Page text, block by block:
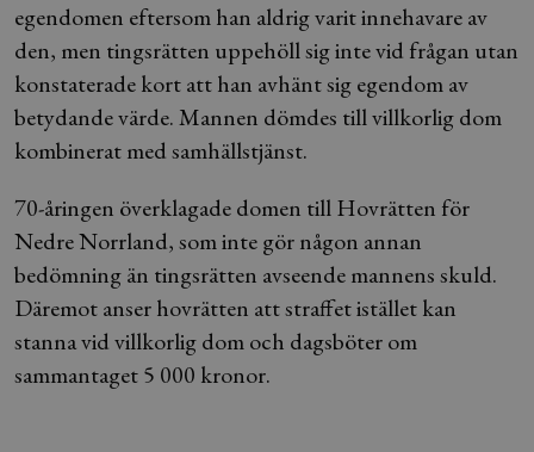
egendomen eftersom han aldrig varit innehavare av
den, men tingsrätten uppehöll sig inte vid frågan utan
konstaterade kort att han avhänt sig egendom av
betydande värde. Mannen dömdes till villkorlig dom
kombinerat med samhällstjänst.
70-åringen överklagade domen till Hovrätten för
Nedre Norrland, som inte gör någon annan
bedömning än tingsrätten avseende mannens skuld.
Däremot anser hovrätten att straffet istället kan
stanna vid villkorlig dom och dagsböter om
sammantaget 5 000 kronor.